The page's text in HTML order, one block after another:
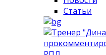
Статьи